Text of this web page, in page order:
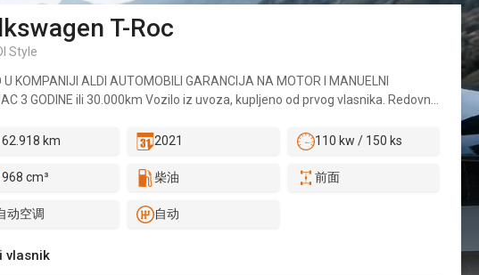
T-Roc
Style
U KOMPANIJI ALDI AUTOMOBILI GARANCIJA NA MOTOR I MANUELNI
3 GODINE ili 30.000km Vozilo iz uvoza, kupljeno od prvog vlasnika. Redovno
dostupna na uvid ). Vozilo je pregledano od strane kompanije SGS-a/Dekre.
snosi kupac. Za sva naša vozila pružamo na uvid slike iz inostranstva i
i u potpunosti ispravno. Firma Aldi Automobili se bavi i iznajmljivanjem
Ponude nam možete slati na neke od brojeva telefona sa sajta. GARANCIJA:
km 2021 110 kw / 150 ks
cm³ 柴油 前面
动空调 自动
vlasnik